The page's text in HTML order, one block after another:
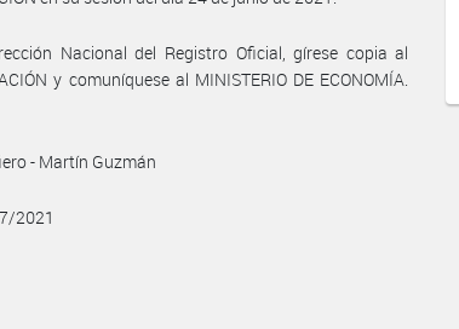
Nacional del Registro Oficial, gírese copia al
y comuníquese al MINISTERIO DE ECONOMÍA.
- Martín Guzmán
2021